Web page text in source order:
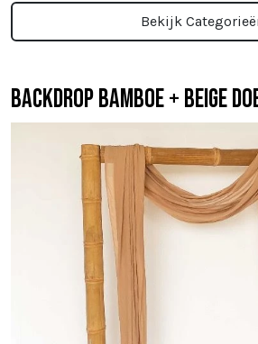
Bekijk
Backdrop bamboe + beige